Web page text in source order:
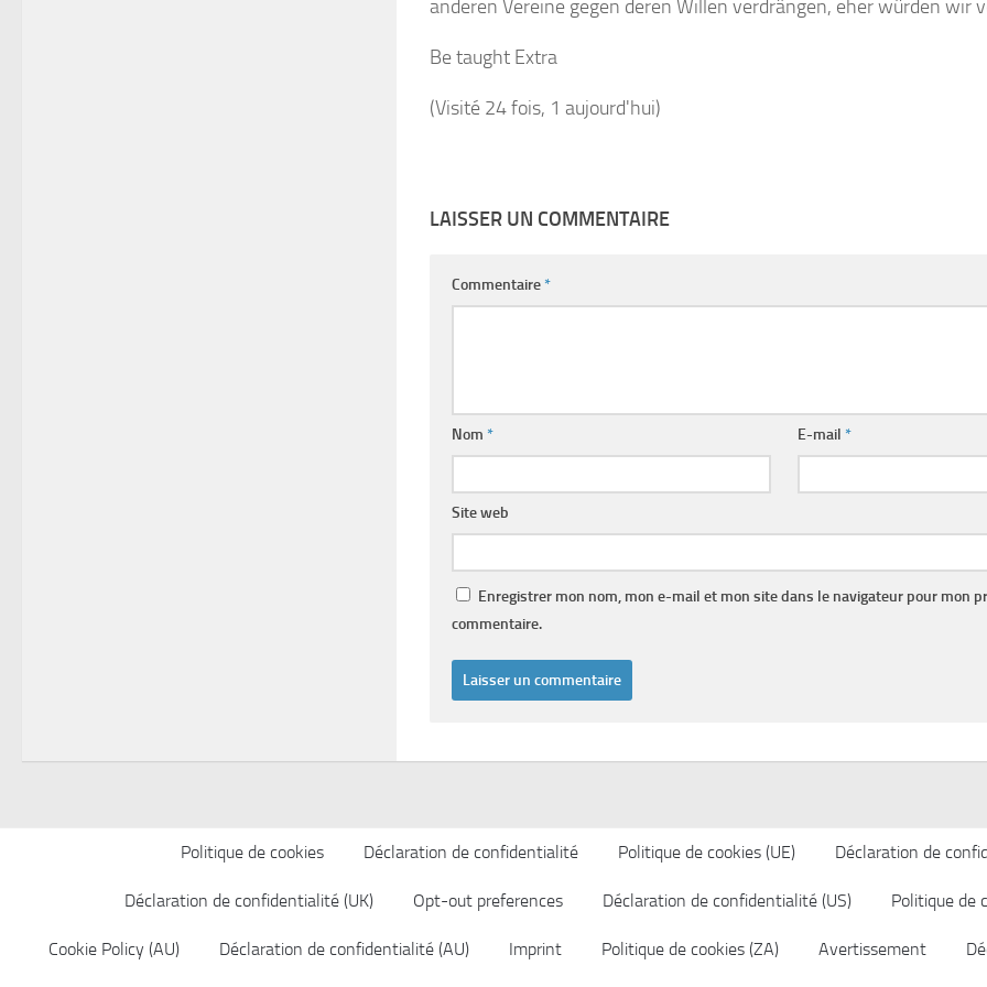
anderen Vereine gegen deren Willen verdrängen, eher würden wir
Be taught Extra
(Visité 24 fois, 1 aujourd'hui)
LAISSER UN COMMENTAIRE
Commentaire*
Nom * E-mail*
Site web
Enregistrer mon nom, mon e-mail et mon site dans le navigateur pour mon
commentaire.
Politique de cookies Déclaration de confidentialité Politique de cookies (UE) Déclaration de
Déclaration de confidentialité (UK) Opt-out preferences Déclaration de confidentialité (US) Politique de
Cookie Policy (AU) Déclaration de confidentialité (AU) Imprint Politique de cookies (ZA) Avertissement